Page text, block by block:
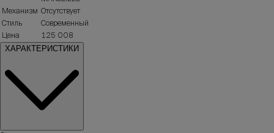
Механизм Отсутствует
Стиль
Современный
Цена
125 008
ХАРАКТЕРИСТИКИ